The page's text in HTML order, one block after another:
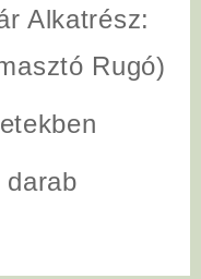
Alkatrész:
Rugó)